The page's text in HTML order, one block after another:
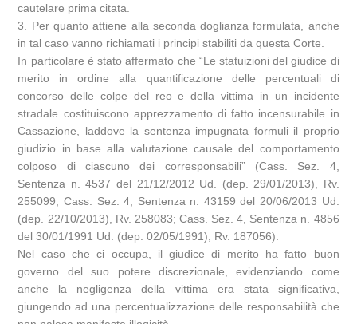
cautelare prima citata.
3. Per quanto attiene alla seconda doglianza formulata, anche
in tal caso vanno richiamati i principi stabiliti da questa Corte.
In particolare è stato affermato che “Le statuizioni del giudice di
merito in ordine alla quantificazione delle percentuali di
concorso delle colpe del reo e della vittima in un incidente
stradale costituiscono apprezzamento di fatto incensurabile in
Cassazione, laddove la sentenza impugnata formuli il proprio
giudizio in base alla valutazione causale del comportamento
colposo di ciascuno dei corresponsabili” (Cass. Sez. 4,
Sentenza n. 4537 del 21/12/2012 Ud. (dep. 29/01/2013), Rv.
255099; Cass. Sez. 4, Sentenza n. 43159 del 20/06/2013 Ud.
(dep. 22/10/2013), Rv. 258083; Cass. Sez. 4, Sentenza n. 4856
del 30/01/1991 Ud. (dep. 02/05/1991), Rv. 187056).
Nel caso che ci occupa, il giudice di merito ha fatto buon
governo del suo potere discrezionale, evidenziando come
anche la negligenza della vittima era stata significativa,
giungendo ad una percentualizzazione delle responsabilità che